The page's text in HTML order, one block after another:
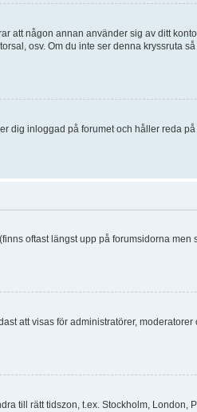
att någon annan använder sig av ditt
osv. Om du inte ser denna kryssruta
dig inloggad på forumet och håller reda
oftast längst upp på forumsidorna men
att visas för administratörer,
till rätt tidszon, t.ex. Stockholm, London,